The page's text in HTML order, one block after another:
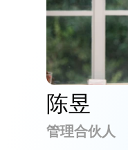
陈昱
管理合伙人